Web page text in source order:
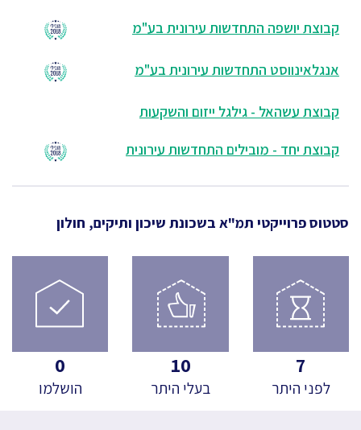
קבוצת יושפה התחדשות עירונית בע"מ
אנגלאינווסט התחדשות עירונית בע"מ
קבוצת עשהאל - גילגל ייזום והשקעות
קבוצת יחד - מובילים התחדשות עירונית
סטטוס פרוייקטי תמ"א בשכונת שיכון ותיקים, חולון
7
לפני היתר
10
בעלי היתר
0
הושלמו